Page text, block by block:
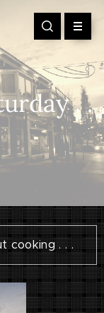
. .
cooking . . .